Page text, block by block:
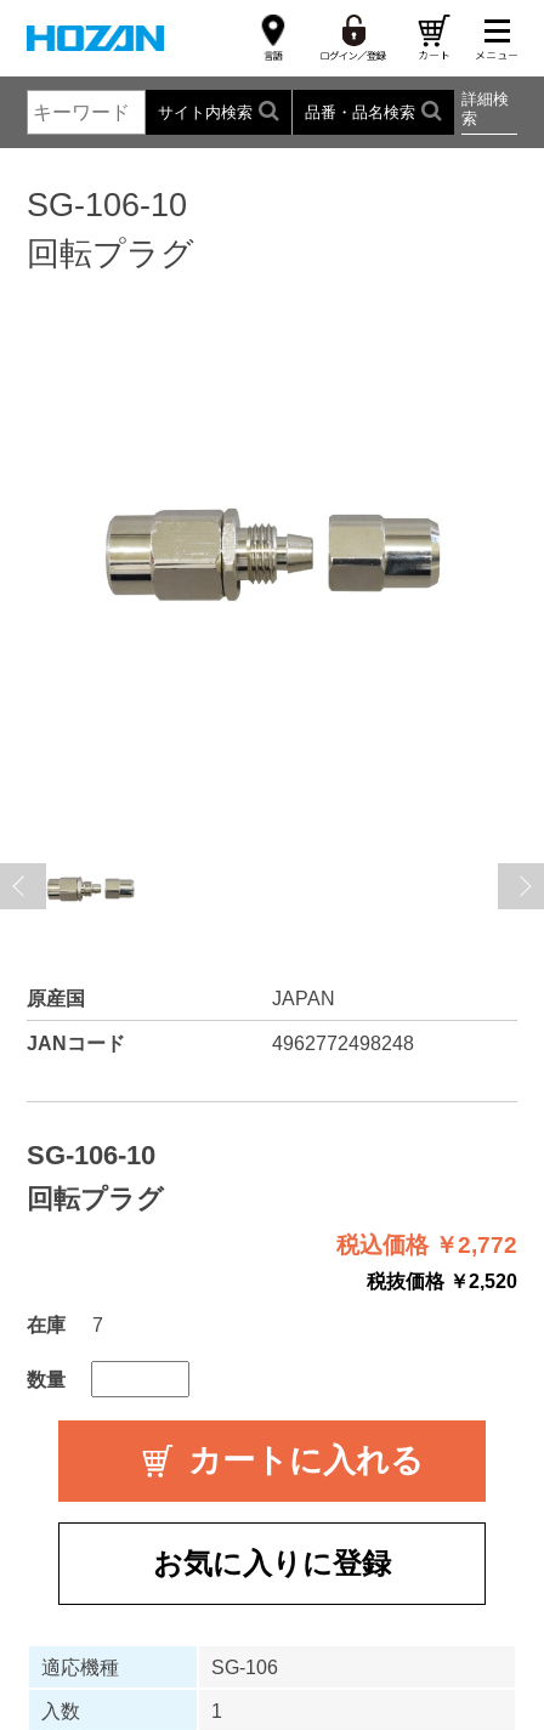
サイト内検索 品番・品名検索
詳細検
索
SG-106-10
回転プラグ
原産国 JAPAN
JANコード 4962772498248
SG-106-10
回転プラグ
税込価格 ￥2,772
税抜価格 ￥2,520
在庫
7
数量
お気に入りに登録
適応機種
SG-106
入数
1